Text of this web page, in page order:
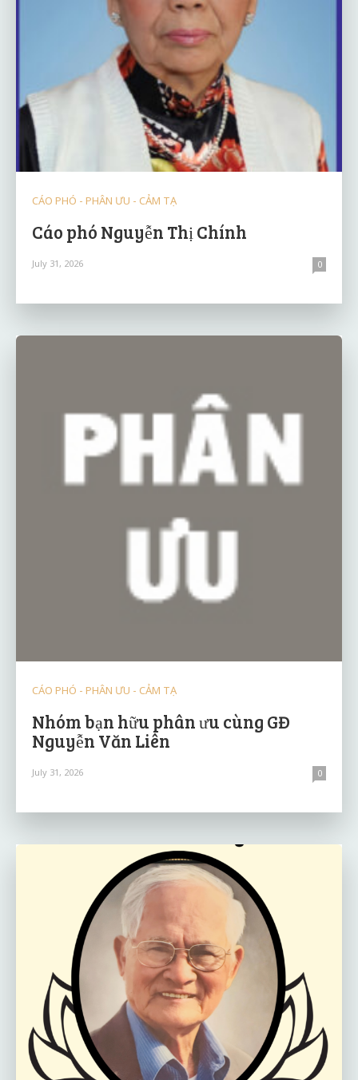
CÁO PHÓ - PHÂN ƯU - CẢM TẠ
Cáo phó Nguyễn Thị Chính
July 31, 2026 0
CÁO PHÓ - PHÂN ƯU - CẢM TẠ
Nhóm bạn hữu phân ưu cùng GĐ
Nguyễn Văn Liên
July 31, 2026 0